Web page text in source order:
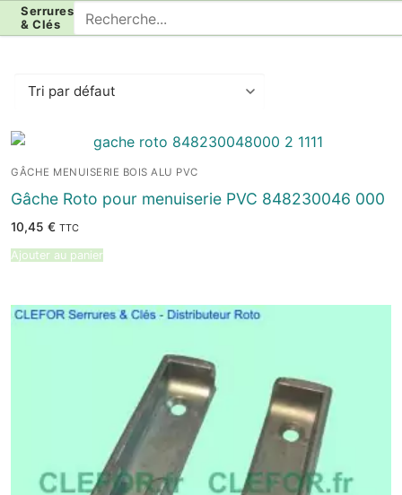
Aller
au
Serrures
& Clés
Rechercher
:
GÂCHE MENUISERIE BOIS ALU PVC
Gâche Roto pour menuiserie PVC 848230046 000
10,45 € TTC
Ajouter au panier